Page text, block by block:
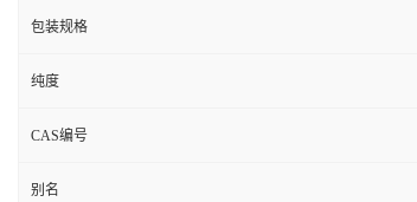
包装规格
纯度
CAS编号
别名